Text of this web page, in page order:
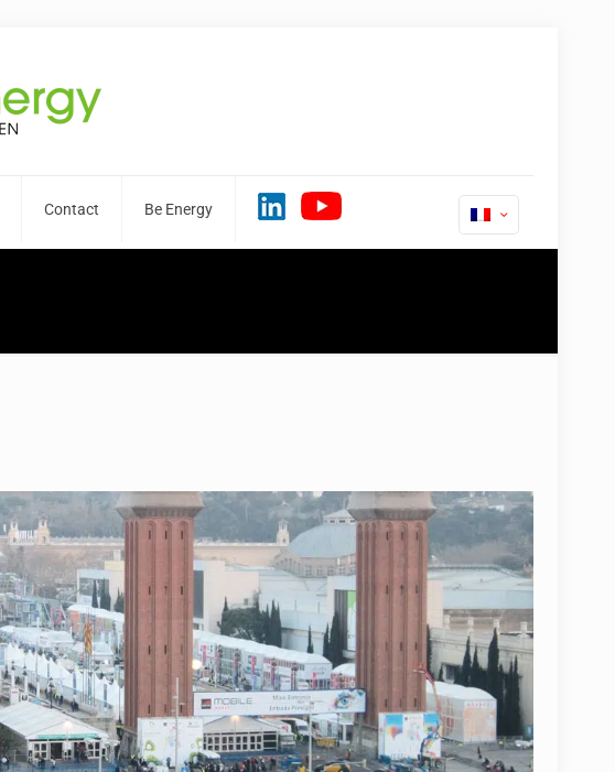
Contact Be Energy